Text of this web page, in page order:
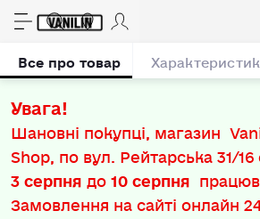
Увага!
Шановні покупці, магазин
Shop, по вул. Рейтарська 31/
3 серпня до10 серпня
Замовлення на сайті онлайн
Все про товар